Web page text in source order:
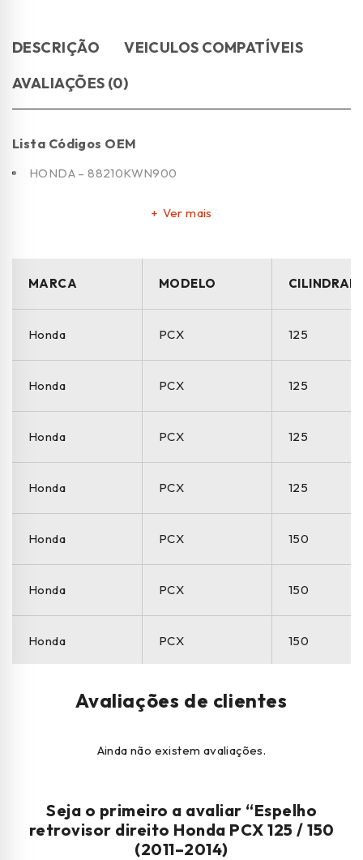
DESCRIÇÃO
VEICULOS COMPATÍVEIS
AVALIAÇÕES (0)
Lista Códigos OEM
HONDA – 88210KWN900
Ver mais
MARCA MODELO
MODELO
Honda PCX 125
Honda PCX 125
Honda PCX 125
Honda PCX 125
Honda PCX 150
Honda PCX 150
Honda PCX 150
Avaliações de clientes
Ainda não existem avaliações.
Seja o primeiro a avaliar “Espelho
retrovisor direito Honda PCX 125 / 150
(2011–2014)